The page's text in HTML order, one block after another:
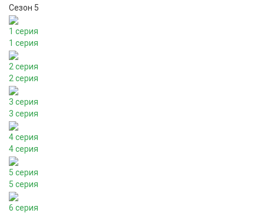
Сезон 5
1 серия
1 серия
2 серия
2 серия
3 серия
3 серия
4 серия
4 серия
5 серия
5 серия
6 серия